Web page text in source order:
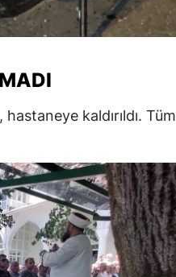
kaldırıldı. Tüm